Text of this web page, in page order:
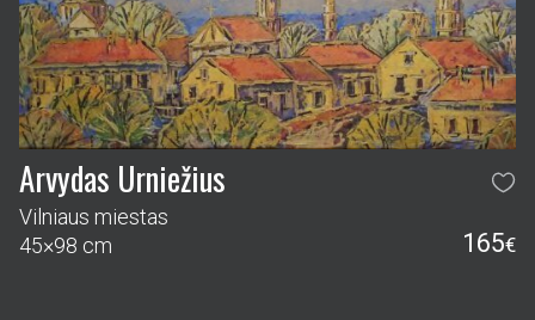
Arvydas Urniežius
Vilniaus miestas
45×98 cm
165€